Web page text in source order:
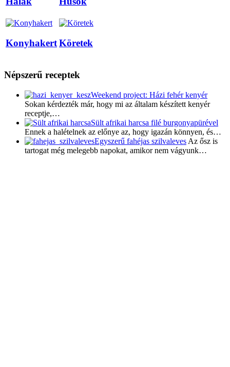
KonyhakertKöretek
Népszerű receptek
Weekend project: Házi fehér kenyér
Sokan kérdezték már, hogy mi az általam készített kenyér
receptje,…
Sült afrikai harcsa filé burgonyapürével
Ennek a halételnek az előnye az, hogy igazán könnyen, és…
Egyszerű fahéjas szilvaleves Az ősz is
tartogat még melegebb napokat, amikor nem vágyunk…